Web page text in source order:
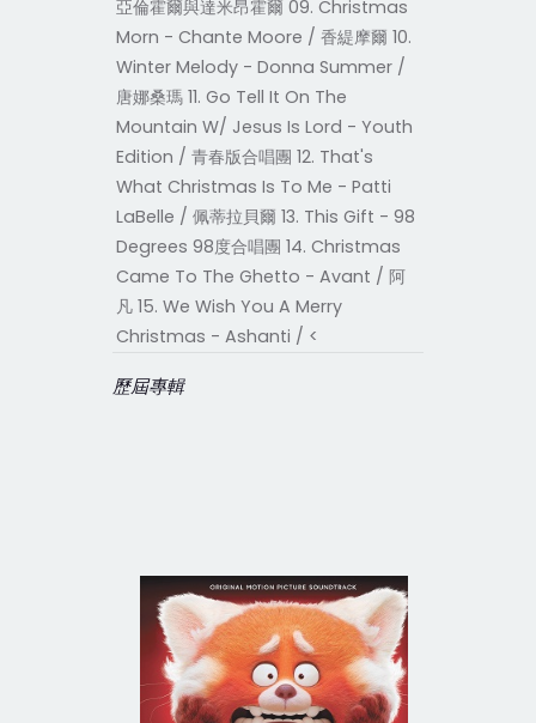
亞倫霍爾與達米昂霍爾 09. Christmas
Morn - Chante Moore / 香緹摩爾 10.
Winter Melody - Donna Summer /
唐娜桑瑪 11. Go Tell It On The
Mountain W/ Jesus Is Lord - Youth
Edition / 青春版合唱團 12. That's
What Christmas Is To Me - Patti
LaBelle / 佩蒂拉貝爾 13. This Gift - 98
Degrees 98度合唱團 14. Christmas
Came To The Ghetto - Avant / 阿
凡 15. We Wish You A Merry
Christmas - Ashanti / <
歷屆專輯